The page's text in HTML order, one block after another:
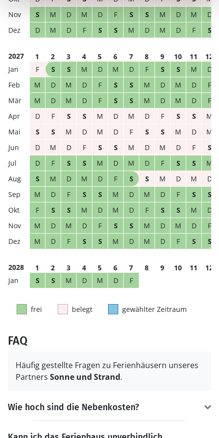
S
M D M D F S S M D M
D
D
M D F S S M D M D F S
2027 1 2 3 4 5 6 7 8 9 10 11
12
F
S S M D M D F S S M
D
M
D M D F S S M D M D
F
M
D M D F S S M D M D
F
D
F S S M D M D F S S
M
S
S M D M D F S S M D
M
D
M D F S S M D M D F
S
D
F S S M D M D F S S
M
S
M D M D F S S M D M
D
M
D F S S M D M D F S
S
F
S S M D M D F S S M
D
M
D M D F S S M D M D
F
M
D F S S M D M D F S S
2028 1 2 3 4 5 6 7 8 9 10 11
12
S
S M D M D F
frei belegt gewählter Zeitraum
FAQ
Häufig gestellte Fragen zu Ferienhäusern unseres
Partners Sonne und Strand.
Wie hoch sind die Nebenkosten?